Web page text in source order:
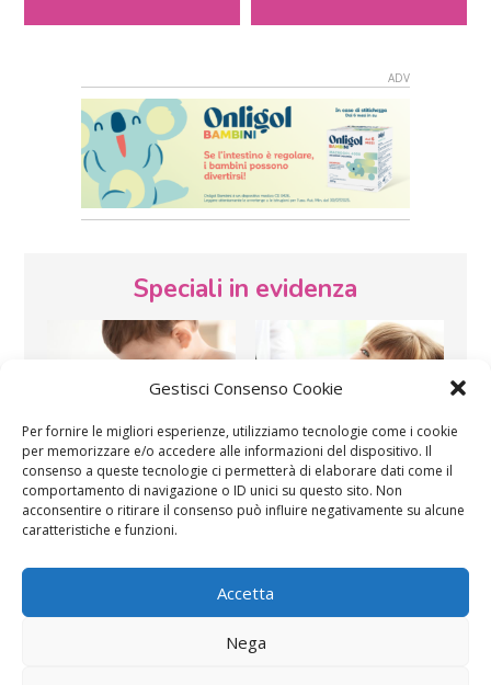
Gestisci Consenso Cookie
Per fornire le migliori esperienze, utilizziamo tecnologie come i cookie
per memorizzare e/o accedere alle informazioni del dispositivo. Il
consenso a queste tecnologie ci permetterà di elaborare dati come il
comportamento di navigazione o ID unici su questo sito. Non
acconsentire o ritirare il consenso può influire negativamente su alcune
caratteristiche e funzioni.
Accetta
Nega
Speciali in evidenza
Vaccini SOS Pediatra